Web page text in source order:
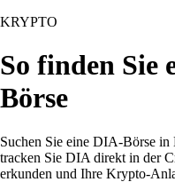
KRYPTO
So finden Sie
Börse
Suchen Sie eine DIA-Börse
tracken Sie DIA direkt in der
erkunden und Ihre Krypto-